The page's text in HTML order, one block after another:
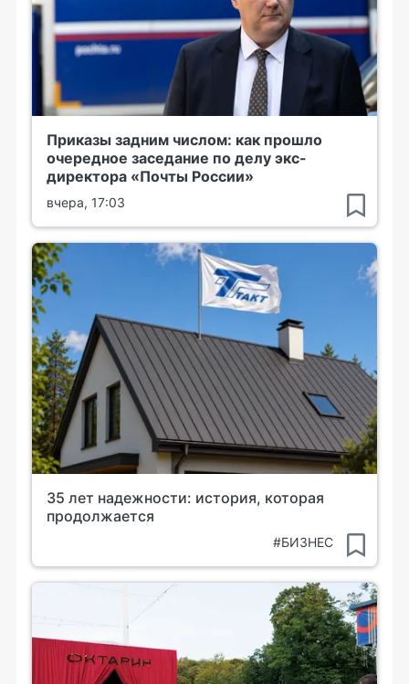
Приказы задним числом: как прошло
очередное заседание по делу экс-
директора «Почты России»
вчера, 17:03
35 лет надежности: история, которая
продолжается
#БИЗНЕС